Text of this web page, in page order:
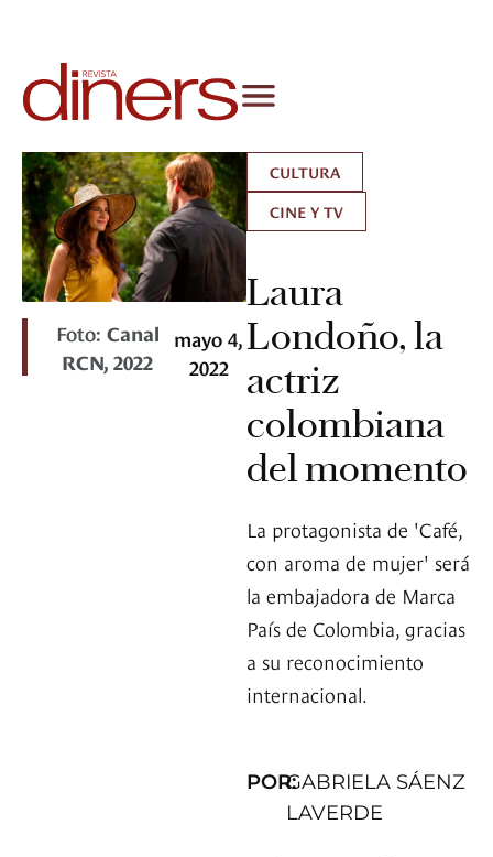
Foto: Canal
RCN, 2022
mayo 4,
2022
CULTURA
CINE Y TV
Laura
Londoño, la
actriz
colombiana
del momento
La protagonista de 'Café,
con aroma de mujer' será
la embajadora de Marca
País de Colombia, gracias
a su reconocimiento
internacional.
POR:GABRIELA SÁENZ
LAVERDE